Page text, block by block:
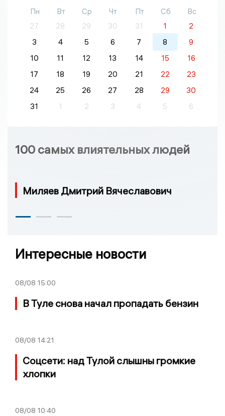
Пн Вт Ср Чт Пт Сб
Вс
27
28 29 30 31 1
2
3
4 5 6 7 8
9
10
11 12 13 14 15
16
17
18 19 20 21 22
23
24
25 26 27 28 29
30
31
1 2 3 4 5 6
100 самых влиятельных людей
Миляев Дмитрий Вячеславович
Интересные новости
08/08 15:00
В Туле снова начал пропадать бензин
08/08 14:21
Соцсети: над Тулой слышны громкие
хлопки
08/08 10:40